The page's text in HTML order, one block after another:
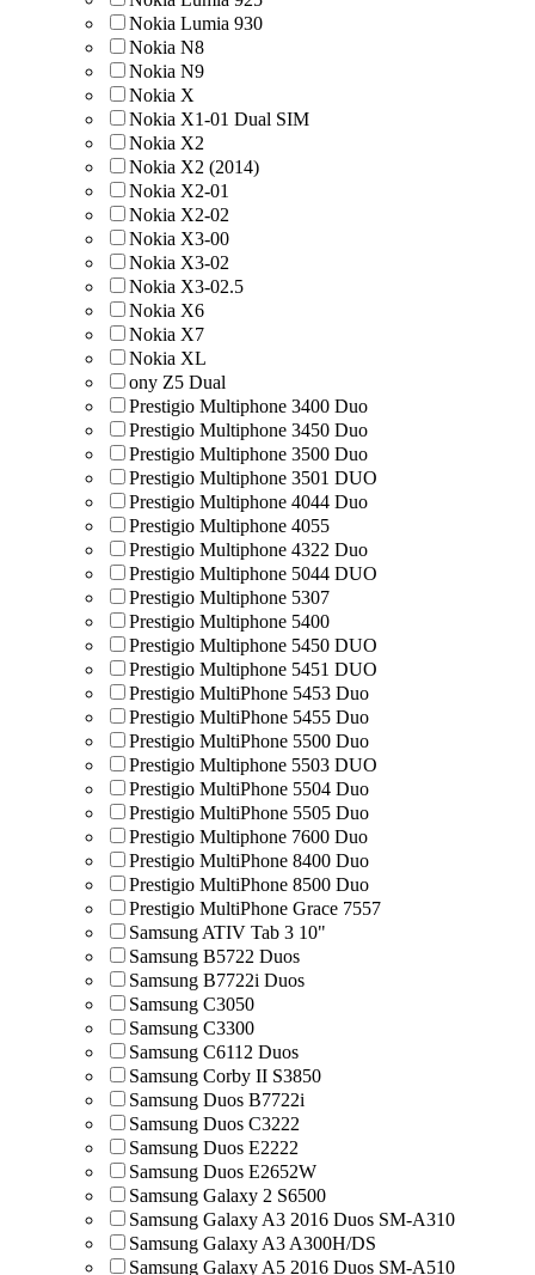
Nokia Lumia 930
Nokia N8
Nokia N9
Nokia X
Nokia X1-01 Dual SIM
Nokia X2
Nokia X2 (2014)
Nokia X2-01
Nokia X2-02
Nokia X3-00
Nokia X3-02
Nokia X3-02.5
Nokia X6
Nokia X7
Nokia XL
ony Z5 Dual
Prestigio Multiphone 3400 Duo
Prestigio Multiphone 3450 Duo
Prestigio Multiphone 3500 Duo
Prestigio Multiphone 3501 DUO
Prestigio Multiphone 4044 Duo
Prestigio Multiphone 4055
Prestigio Multiphone 4322 Duo
Prestigio Multiphone 5044 DUO
Prestigio Multiphone 5307
Prestigio Multiphone 5400
Prestigio Multiphone 5450 DUO
Prestigio Multiphone 5451 DUO
Prestigio MultiPhone 5453 Duo
Prestigio MultiPhone 5455 Duo
Prestigio MultiPhone 5500 Duo
Prestigio Multiphone 5503 DUO
Prestigio MultiPhone 5504 Duo
Prestigio MultiPhone 5505 Duo
Prestigio Multiphone 7600 Duo
Prestigio MultiPhone 8400 Duo
Prestigio MultiPhone 8500 Duo
Prestigio MultiPhone Grace 7557
Samsung ATIV Tab 3 10"
Samsung B5722 Duos
Samsung B7722i Duos
Samsung C3050
Samsung C3300
Samsung C6112 Duos
Samsung Corby II S3850
Samsung Duos B7722i
Samsung Duos C3222
Samsung Duos E2222
Samsung Duos E2652W
Samsung Galaxy 2 S6500
Samsung Galaxy A3 2016 Duos SM-A310
Samsung Galaxy A3 A300H/DS
Samsung Galaxy A5 2016 Duos SM-A510